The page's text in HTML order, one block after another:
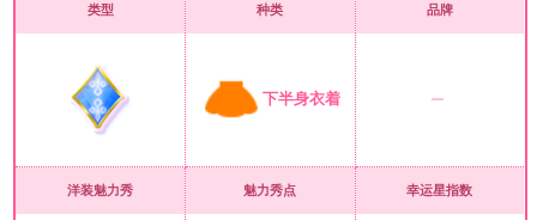
类型 种类
下半身衣着
品牌
洋装魅力秀 魅力秀点 幸运星指数